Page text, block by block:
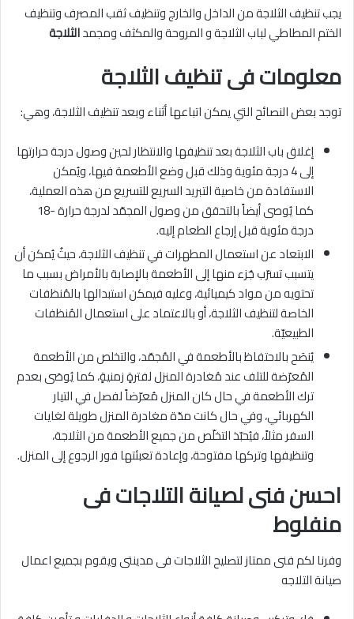
يجب تنظيف الثلاجة من الداخل والخارج وتنظيف ثقب المصرف وتنظيف
الختم المطاطي لباب الثلاجة و المروحة والمكثف ومجمدالثلاجة
معلومات فى تنظيف الثلاجة
توجد بعض النصائح التي يمكن اتباعها أثناء وبعد تنظيف الثلاجة، وهي:
إغلاق باب الثلاجة بعد تنظيفها والانتظار لحين وصول درجة حرارتها
إلى 4 درجة مئوية وذلك قبل وضع الأطعمة فيها، ويُمكن
الاستفادة من خاصية التبريد السريع للتسريع من هذه العملية،
كما يُوصى أيضاً بالتحقق من وصول المجمّد لدرجة حرارة -18
درجة مئوية قبل إرجاع الطعام إليه.
الابتعاد عن استعمال المطهرات في تنظيف الثلاجة، حيثُ يُمكن أن
يتسبب تسرّب جُزء منها إلى الأطعمة بالإصابة بالأمراض بسبب ما
تحتويه من مواد كيميائية، وعليه فيمكن استبدالها بالمُنظفات
الخاصة لتنظيف الثلاجة، أو بالاعتماد على استعمال المُنظفات
الطبيعيّة.
يُنصَح بالاحتفاظ بالأطعمة في المُجمّد، والتخلص من الأطعمة
المُعرّضة للتلف عند مُغادرة المنزل لفترةٍ زمنيةٍ، كما يُوصَى بعدم
ترك الأطعمة في حال كان المنزل مُعرّضاً لفصل في التيار
الكهربائي، وفي حال كانت مدّة مغادرة المنزل طويلة لغايات
السفر مثلاً، فيُحبّذ التخلّص من جميع الأطعمة من الثلاجة،
وتنظيفها وتركها مفتوحة، وإعادة تعبئتها فور الرجوع إلى المنزل.
احسن فنى لصيانة التلاجات فى
منفلوط
وفرنا لكم فنى ممتاز لتصليح الثلاجات فى مدينتى ويقوم بجميع اعمال
صيانة التلاجه